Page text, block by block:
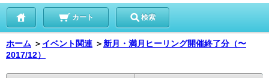
カート 検索
ホーム ＞ イベント関連 ＞ 新月・満月ヒーリング開催終了分（〜
2017/12）